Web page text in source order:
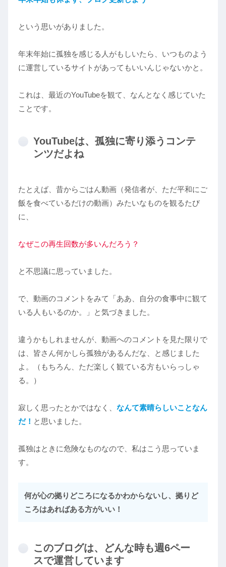
という思いがありました。
年末年始に孤独を感じる人がもしいたら、いつものよう
に運営しているサイトがあってもいいんじゃないかと。
これは、最近のYouTubeを観て、なんとなく感じていた
ことです。
YouTubeは、孤独に寄り添うコンテ
ンツだよね
たとえば、昔からごはん動画（発信者が、ただ平和にご
飯を食べているだけの動画）みたいなものを観るたび
に、
なぜこの再生回数が多いんだろう？
と不思議に思っていました。
で、動画のコメントをみて「ああ、自分の食事中に観て
いる人もいるのか。」と気づきました。
違うかもしれませんが、動画へのコメントを見た限りで
は、皆さん何かしら孤独があるんだな、と感じました
よ。（もちろん、ただ楽しく観ている方もいらっしゃ
る。）
寂しく思ったとかではなく、 なんて素晴らしいことなん
だ！ と思いました。
孤独はときに危険なものなので、私はこう思っていま
す。
何が心の拠りどころになるかわからないし、拠りど
ころはあればある方がいい！
このブログは、どんな時も週6ペー
スで運営しています